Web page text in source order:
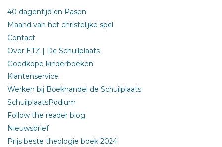
40 dagentijd en Pasen
Maand van het christelijke spel
Contact
Over ETZ | De Schuilplaats
Goedkope kinderboeken
Klantenservice
Werken bij Boekhandel de Schuilplaats
SchuilplaatsPodium
Follow the reader blog
Nieuwsbrief
Prijs beste theologie boek 2024